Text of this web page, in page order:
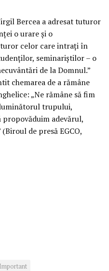
Bercea a adresat tuturor
o urare și o
celor care intrați în
seminariștilor – o
de la Domnul.”
chemarea de a rămâne
„Ne rămâne să fim
trupului,
propovăduim adevărul,
de presă EGCO,
Important